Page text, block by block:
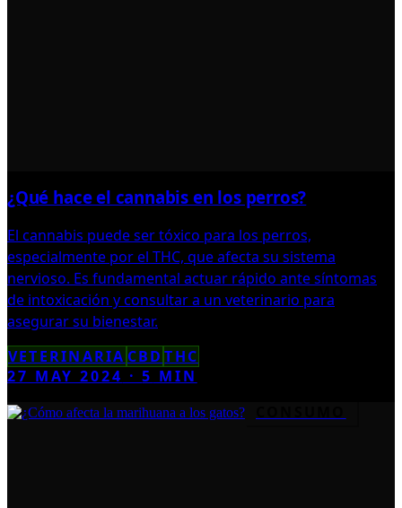
¿Qué hace el cannabis en los perros?
El cannabis puede ser tóxico para los perros,
especialmente por el THC, que afecta su sistema
nervioso. Es fundamental actuar rápido ante síntomas
de intoxicación y consultar a un veterinario para
asegurar su bienestar.
VETERINARIA CBD THC
27 MAY 2024 ·5 MIN